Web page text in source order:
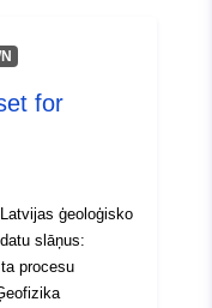
(ge:geBorehole);
for
ģeoloģisko
slāņus:
procesu